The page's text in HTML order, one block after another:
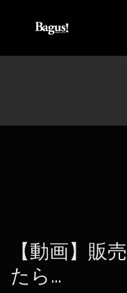
【動画】販
たら…